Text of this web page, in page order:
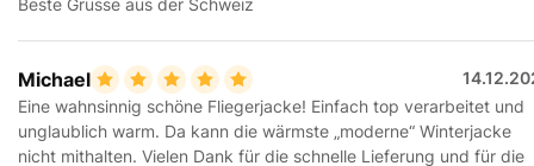
Beste Grüsse aus der Schweiz
Michael
Eine wahnsinnig schöne Fliegerjacke! Einfach top verarbeitet und
unglaublich warm. Da kann die wärmste „moderne“ Winterjacke
nicht mithalten. Vielen Dank für die schnelle Lieferung und für die